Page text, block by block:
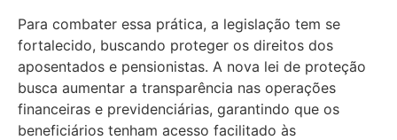
Para combater essa prática, a legislação tem se
fortalecido, buscando proteger os direitos dos
aposentados e pensionistas. A nova lei de proteção
busca aumentar a transparência nas operações
financeiras e previdenciárias, garantindo que os
beneficiários tenham acesso facilitado às